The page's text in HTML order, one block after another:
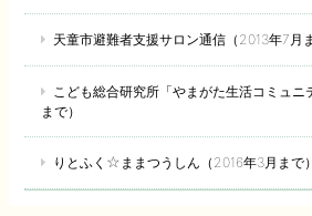
天童市避難者支援サロン通信（2013年7月
こども総合研究所「やまがた生活コミュニ
まで）
りとふく☆ままつうしん（2016年3月まで）